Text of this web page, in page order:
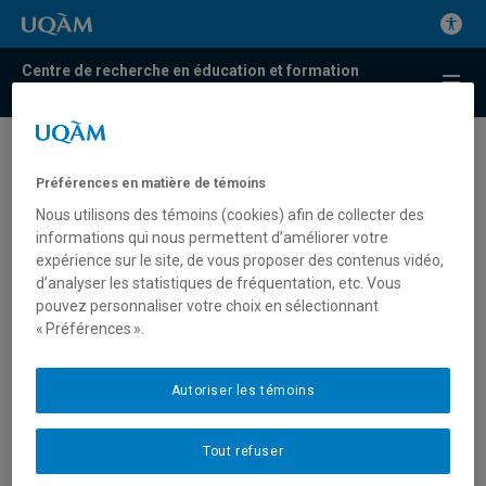
Centre de recherche en éducation et formation
texte sur le confinement et la
distanciation sociale
Yves Laberge, chercheur au Centr’ERE, réfléchit à notre
rapport à l’autorité dans le contexte de crise actuel, dans
un article intitulé «Confinement : Obéir ou désobéir aux
en ligne dans le magazineAffaires universitaires
« Il faut une crise sans précédent comme celle que nous
Préférences en matière de témoins
Nous utilisons des témoins (cookies) afin de collecter des
informations qui nous permettent d’améliorer votre
expérience sur le site, de vous proposer des contenus vidéo,
d’analyser les statistiques de fréquentation, etc. Vous
pouvez personnaliser votre choix en sélectionnant
« Préférences ».
Tout refuser
Autoriser les témoins